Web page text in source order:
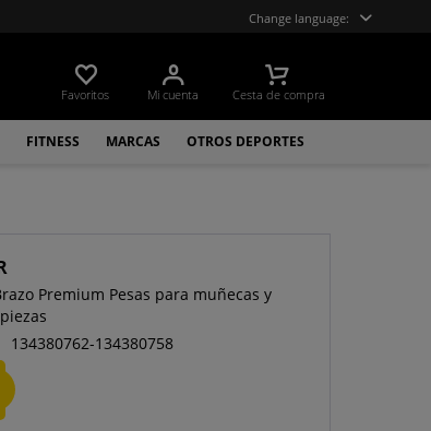
Change language:
Favoritos Mi cuenta Cesta de compra
FITNESS MARCAS OTROS DEPORTES
Premium Pesas para muñecas y
134380762-134380758